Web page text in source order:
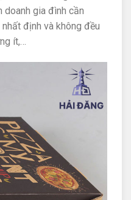
doanh gia đình cần
định và không đều
ít,…